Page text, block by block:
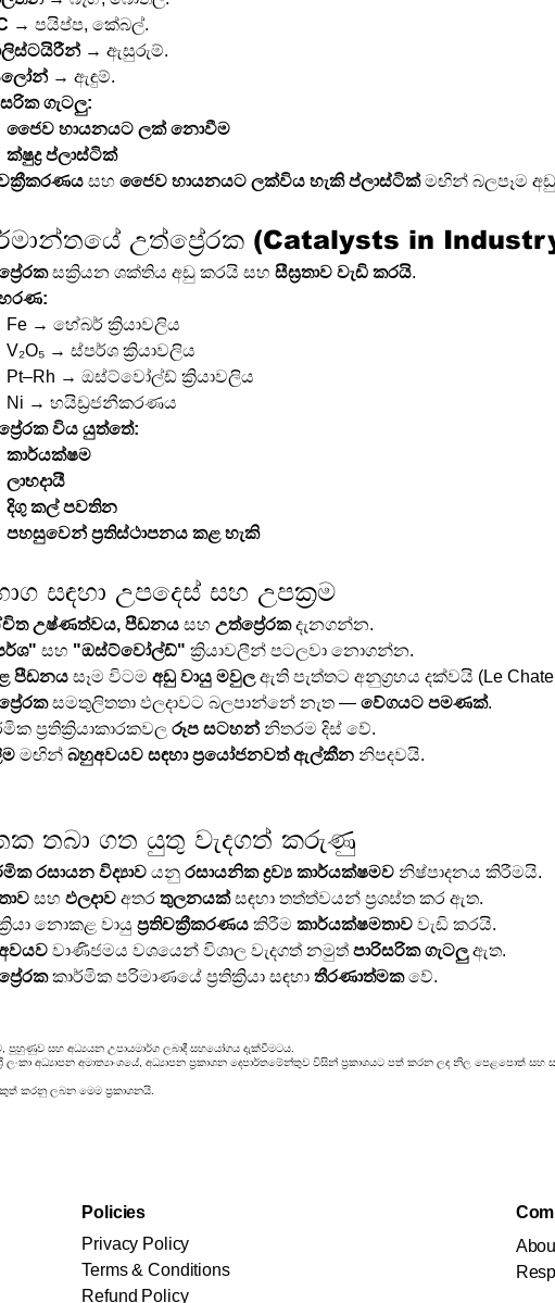
→ පයිප්ප, කේබල්.
→ ඇසුරුම්.
→ ඇඳුම්.
ගැටලු:
ජෛව හායනයට ලක් නොවීම
ක්ෂුද්‍ර ප්ලාස්ටික්
සහ ජෛව හායනයට ලක්විය හැකි ප්ලාස්ටික් මඟින් බලපෑම
උත්ප්‍රේරක (Catalysts in
සක්‍රියන ශක්තිය අඩු කරයි සහ සීඝ්‍රතාව වැඩි කරයි.
Fe → හේබර් ක්‍රියාවලිය
V₂O₅ → ස්පර්ශ ක්‍රියාවලිය
Pt–Rh → ඔස්ට්වෝල්ඩ් ක්‍රියාවලිය
Ni → හයිඩ්‍රජනීකරණය
විය යුත්තේ:
කාර්යක්ෂම
ලාභදායී
දිගු කල් පවතින
පහසුවෙන් ප්‍රතිස්ථාපනය කළ හැකි
සඳහා උපදෙස් සහ උපක්‍රම
උෂ්ණත්වය, පීඩනය සහ උත්ප්‍රේරක දැනගන්න.
සහ "ඔස්ට්වෝල්ඩ්" ක්‍රියාවලීන් පටලවා නොගන්න.
පීඩනය සෑම විටම අඩු වායු මවුල ඇති පැත්තට අනුග්‍රහය දක්වයි (Le
සමතුලිතතා ඵලදාවට බලපාන්නේ නැත — වේගයට පමණක්.
ප්‍රතික්‍රියාකාරකවල රූප සටහන් නිතරම දිස් වේ.
මඟින් බහුඅවයව සඳහා ප්‍රයෝජනවත් ඇල්කීන නිපදවයි.
තබා ගත යුතු වැදගත් කරුණු
රසායන විද්‍යාව යනු රසායනික ද්‍රව්‍ය කාර්යක්ෂමව නිෂ්පාදනය කිරීමයි.
සහ ඵලදාව අතර තුලනයක් සඳහා තත්ත්වයන් ප්‍රශස්ත කර ඇත.
නොකළ වායු ප්‍රතිචක්‍රීකරණය කිරීම කාර්යක්ෂමතාව වැඩි කරයි.
වාණිජමය වශයෙන් විශාල වැදගත් නමුත් පාරිසරික ගැටලු ඇත.
කාර්මික පරිමාණයේ ප්‍රතික්‍රියා සඳහා තීරණාත්මක වේ.
සහ අධ්‍යයන උපායමාර්ග ලබාදී සහයෝගය දැක්වීමටය.
අධ්‍යාපන අමාත්‍යාංශයේ, අධ්‍යාපන ප්‍රකාශන දෙපාර්තමේන්තුව විසින් ප්‍රකාශයට පත් කරන ලද නිල පෙළපොත් සහ
කරනු ලබන මෙම ප්‍රකාශනයි.
Policies
Privacy Policy
Terms & Conditions
Refund Policy